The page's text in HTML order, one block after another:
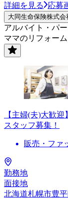
詳細を見る 応募
大同生命保険株式
アルバイト・パー
ママのリフォー
【主婦(夫)大歓
スタッフ募集！
販売・ファ
勤務地
面接地
北海道札幌市豊